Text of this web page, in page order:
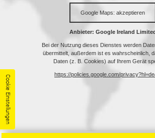
Cookie Einstellungen